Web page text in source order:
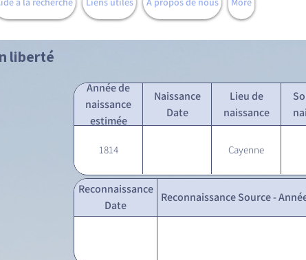
liberté
Année de
naissance
estimée
Naissance
Date
Lieu de
naissance
1814 Cayenne
Reconnaissance
Date
Reconnaissance Source -